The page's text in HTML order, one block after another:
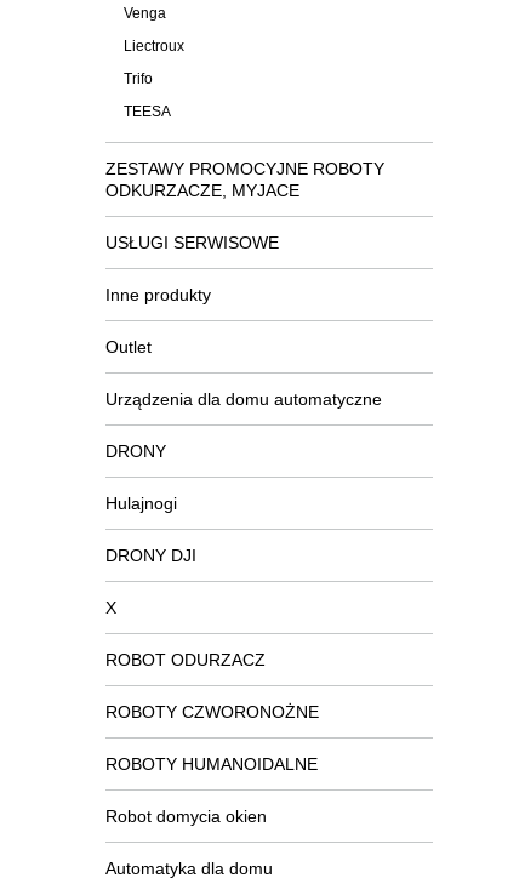
Venga
Liectroux
Trifo
TEESA
ZESTAWY PROMOCYJNE ROBOTY
ODKURZACZE, MYJACE
USŁUGI SERWISOWE
Inne produkty
Outlet
Urządzenia dla domu automatyczne
DRONY
Hulajnogi
DRONY DJI
X
ROBOT ODURZACZ
ROBOTY CZWORONOŻNE
ROBOTY HUMANOIDALNE
Robot domycia okien
Automatyka dla domu